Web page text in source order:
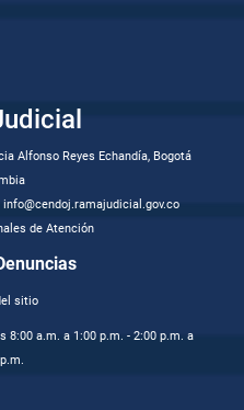
Alfonso Reyes Echandía, Bogotá
info@cendoj.ramajudicial.gov.co
de Atención
sitio
8:00 a.m. a 1:00 p.m. - 2:00 p.m. a